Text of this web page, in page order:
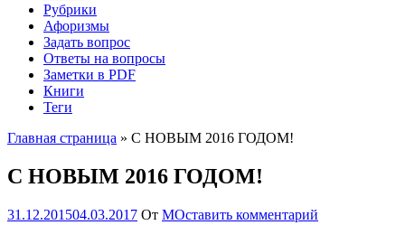
Рубрики
Афоризмы
Задать вопрос
Ответы на вопросы
Заметки в PDF
Книги
Теги
Главная страница » С НОВЫМ 2016 ГОДОМ!
С НОВЫМ 2016 ГОДОМ!
31.12.201504.03.2017 От МОставить комментарий